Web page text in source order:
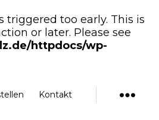
triggered too early. This is
or later. Please see
httpdocs/wp-
Kontakt